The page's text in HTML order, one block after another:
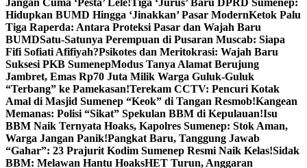
Jangan Cuma ‘Pesta’ Lele!Tiga ‘Jurus’ Baru DPRD Sumenep:
Hidupkan BUMD Hingga ‘Jinakkan’ Pasar ModernKetok Palu
Tiga Raperda: Antara Proteksi Pasar dan Wajah Baru
BUMDSatu-Satunya Perempuan di Pusaran Muscab: Siapa
Fifi Sofiati Afifiyah?Psikotes dan Meritokrasi: Wajah Baru
Suksesi PKB SumenepModus Tanya Alamat Berujung
Jambret, Emas Rp70 Juta Milik Warga Guluk-Guluk
“Terbang” ke Pamekasan!Terekam CCTV: Pencuri Kotak
Amal di Masjid Sumenep “Keok” di Tangan Resmob!Kangean
Memanas: Polisi “Sikat” Spekulan BBM di Kepulauan!Isu
BBM Naik Ternyata Hoaks, Kapolres Sumenep: Stok Aman,
Warga Jangan Panik!Pangkat Baru, Tanggung Jawab
“Gahar”: 23 Prajurit Kodim Sumenep Resmi Naik Kelas!Sidak
BBM: Melawan Hantu HoaksHET Turun, Anggaran